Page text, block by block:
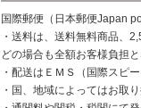
国際郵便（日本郵便Japan
・送料は、送料無料商品、
どの場合も全額お客様負担と
・配送はＥＭＳ（国際スピ
・国、地域によってはお取